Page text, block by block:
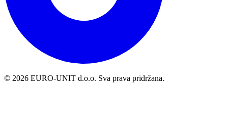
© 2026 EURO-UNIT d.o.o. Sva prava pridržana.